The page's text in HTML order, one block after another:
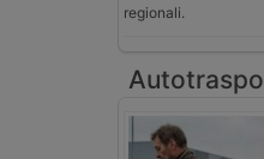
regionali.